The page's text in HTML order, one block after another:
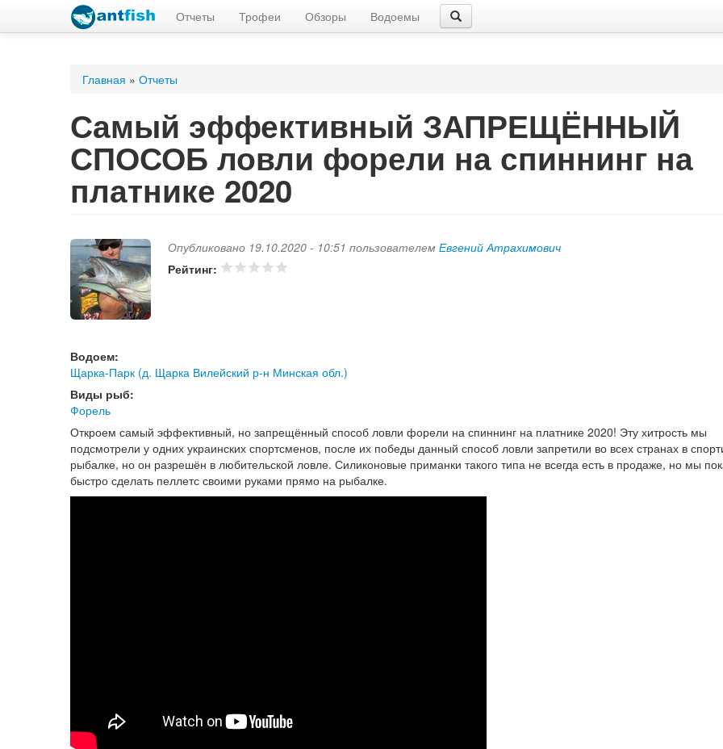
Отчеты Трофеи Обзоры Водоемы
Вы здесь
Главная » Отчеты
Самый эффективный ЗАПРЕЩЁННЫЙ
СПОСОБ ловли форели на спиннинг на
платнике 2020
Опубликовано 19.10.2020 - 10:51 пользователем Евгений Атрахимович
Рейтинг:
Водоем:
Щарка-Парк (д. Щарка Вилейский р-н Минская обл.)
Виды рыб:
Форель
Откроем самый эффективный, но запрещённый способ ловли форели на спиннинг на платнике 2020! Эту хитрость мы
подсмотрели у одних украинских спортсменов, после их победы данный способ ловли запретили во всех странах в
рыбалке, но он разрешён в любительской ловле. Силиконовые приманки такого типа не всегда есть в продаже, но мы
быстро сделать пеллетс своими руками прямо на рыбалке.